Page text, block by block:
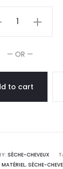
— OR —
to cart
SÈCHE-CHEVEUX
, SÈCHE-